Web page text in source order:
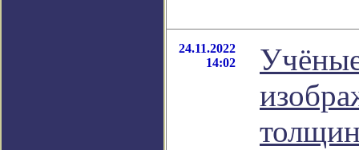
24.11.2022
14:02